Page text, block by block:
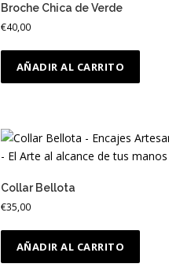
Broche Chica de Verde
€40,00
AÑADIR AL CARRITO
Collar Bellota
€35,00
AÑADIR AL CARRITO